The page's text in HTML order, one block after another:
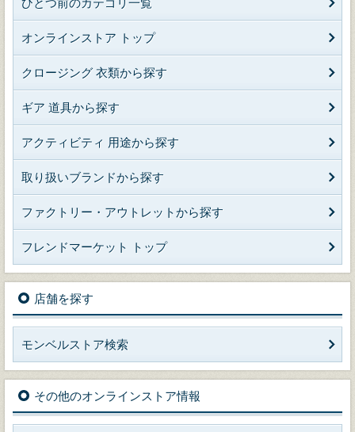
ひとつ前のカテゴリ一覧
オンラインストア トップ
クロージング 衣類から探す
ギア 道具から探す
アクティビティ 用途から探す
取り扱いブランドから探す
ファクトリー・アウトレットから探す
フレンドマーケット トップ
店舗を探す
モンベルストア検索
その他のオンラインストア情報